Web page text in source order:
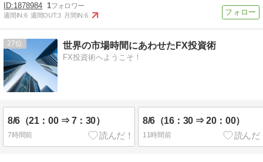
1878984 1
週間IN:6 週間OUT:3 月間IN:6
27 世界の市場時間にあわせたFX投資術
FX投資術へようこそ！
8/6（21：00 ⇒ 7：30）
7時間前
8/6（16：30 ⇒ 20：00）
11時間前